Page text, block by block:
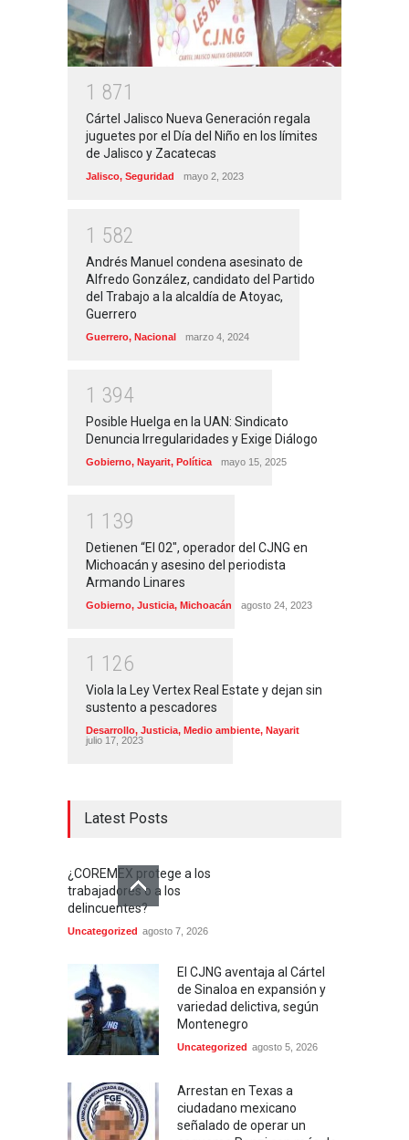
1 871
Cártel Jalisco Nueva Generación regala
juguetes por el Día del Niño en los límites
de Jalisco y Zacatecas
Jalisco, Seguridad mayo 2, 2023
1 582
Andrés Manuel condena asesinato de
Alfredo González, candidato del Partido
del Trabajo a la alcaldía de Atoyac,
Guerrero
Guerrero, Nacional marzo 4, 2024
1 394
Posible Huelga en la UAN: Sindicato
Denuncia Irregularidades y Exige Diálogo
Gobierno, Nayarit, Política mayo 15, 2025
1 1 39
Detienen “El 02″, operador del CJNG en
Michoacán y asesino del periodista
Armando Linares
Gobierno, Justicia, Michoacán agosto 24, 2023
1 1 26
Viola la Ley Vertex Real Estate y dejan sin
sustento a pescadores
Desarrollo, Justicia, Medio ambiente, Nayarit
julio 17, 2023
Latest Posts
¿COREMEX protege a los
trabajadores o a los
delincuentes?
Uncategorized agosto 7, 2026
El CJNG aventaja al Cártel
de Sinaloa en expansión y
variedad delictiva, según
Montenegro
Uncategorized agosto 5, 2026
Arrestan en Texas a
ciudadano mexicano
señalado de operar un